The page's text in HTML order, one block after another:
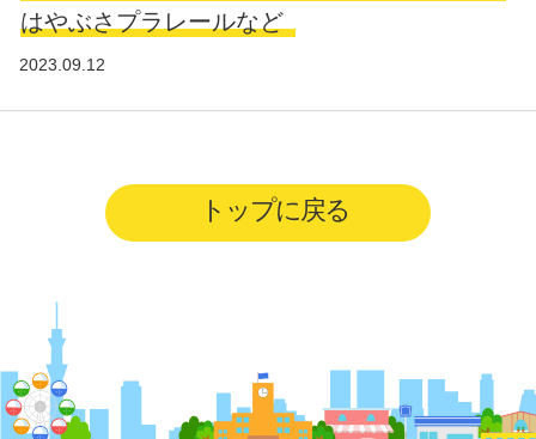
はやぶさプラレールなど
2023.09.12
トップに戻る